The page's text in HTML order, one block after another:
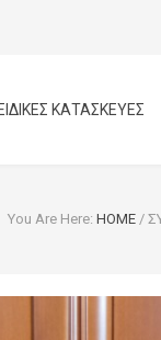
ΕΙΔΙΚΕΣ ΚΑΤΑΣΚΕΥΕΣ
You Are Here: HOME /